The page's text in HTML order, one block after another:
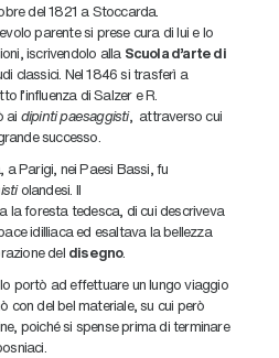
del 1821 a Stoccarda.
parente si prese cura di lui e lo
iscrivendolo alla Scuola d’arte di
classici. Nel 1846 si trasferì a
l’influenza di Salzer e R.
ai dipinti paesaggisti, attraverso cui
successo.
a Parigi, nei Paesi Bassi, fu
olandesi. Il
la foresta tedesca, di cui descriveva
idilliaca ed esaltava la bellezza
del disegno.
portò ad effettuare un lungo viaggio
con del bel materiale, su cui però
poiché si spense prima di terminare